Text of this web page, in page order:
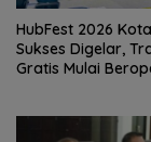
HubFest 2026
Sukses Digelar,
Gratis Mulai